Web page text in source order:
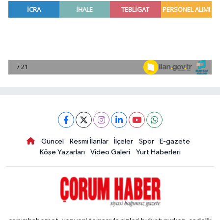
Güncel Resmi İlanlar İlçeler Spor
E-gazete
Köşe Yazarları
Video Galeri Yurt Haberleri